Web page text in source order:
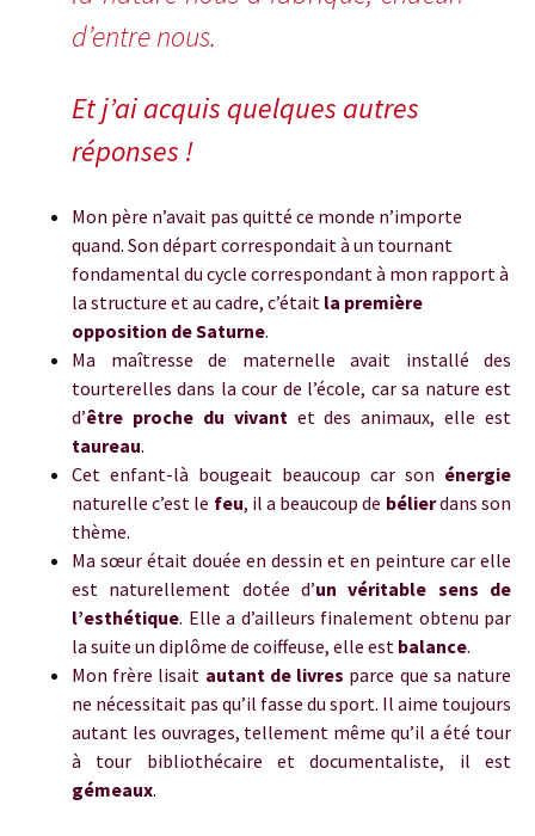
d’entre nous.
Et j’ai acquis quelques autres
réponses !
Mon père n’avait pas quitté ce monde n’importe
quand. Son départ correspondait à un tournant
fondamental du cycle correspondant à mon rapport à
la structure et au cadre, c’était la première
opposition de Saturne.
Ma maîtresse de maternelle avait installé des
tourterelles dans la cour de l’école, car sa nature est
d’être proche du vivantet des animaux, elle est
taureau.
Cet enfant-là bougeait beaucoup car son énergie
naturelle c’est le feu, il a beaucoup de bélierdans son
thème.
Ma sœur était douée en dessin et en peinture car elle
est naturellement dotée d’un véritable sens de
l’esthétique. Elle a d’ailleurs finalement obtenu par
la suite un diplôme de coiffeuse, elle est balance.
Mon frère lisait autant de livres parce que sa nature
ne nécessitait pas qu’il fasse du sport. Il aime toujours
autant les ouvrages, tellement même qu’il a été tour
à tour bibliothécaire et documentaliste, il est
gémeaux.